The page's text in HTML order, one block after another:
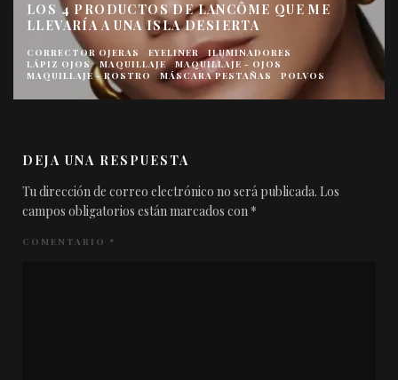
DE LANCÔME QUE ME
A UNA ISLA DESIERTA
OJERAS EYELINER
ILUMINADORES
MAQUILLAJE
MAQUILLAJE - OJOS
- ROSTRO
MÁSCARA PESTAÑAS POLVOS
UV
CREMAS
DEJA UNA RESPUESTA
Tu dirección de correo electrónico no será publicada. Los
campos obligatorios están marcados con *
COMENTARIO *